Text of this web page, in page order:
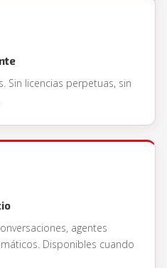
Sin licencias perpetuas, sin
agentes
Disponibles cuando